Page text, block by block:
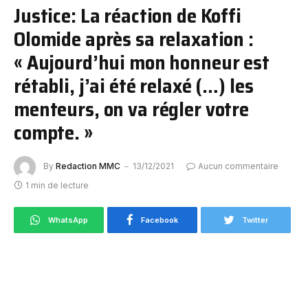
Justice: La réaction de Koffi
Olomide après sa relaxation :
« Aujourd’hui mon honneur est
rétabli, j’ai été relaxé (…) les
menteurs, on va régler votre
compte. »
By Redaction MMC 13/12/2021
Aucun commentaire
1 min de lecture
WhatsApp Facebook Twitter